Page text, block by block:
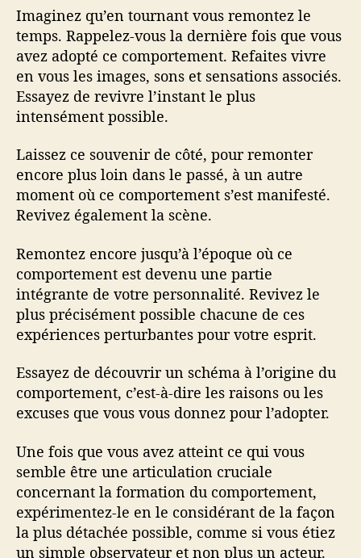
Imaginez qu’en tournant vous remontez le
temps. Rappelez-vous la dernière fois que vous
avez adopté ce comportement. Refaites vivre
en vous les images, sons et sensations associés.
Essayez de revivre l’instant le plus
intensément possible.
Laissez ce souvenir de côté, pour remonter
encore plus loin dans le passé, à un autre
moment où ce comportement s’est manifesté.
Revivez également la scène.
Remontez encore jusqu’à l’époque où ce
comportement est devenu une partie
intégrante de votre personnalité. Revivez le
plus précisément possible chacune de ces
expériences perturbantes pour votre esprit.
Essayez de découvrir un schéma à l’origine du
comportement, c’est-à-dire les raisons ou les
excuses que vous vous donnez pour l’adopter.
Une fois que vous avez atteint ce qui vous
semble être une articulation cruciale
concernant la formation du comportement,
expérimentez-le en le considérant de la façon
la plus détachée possible, comme si vous étiez
un simple observateur et non plus un acteur.